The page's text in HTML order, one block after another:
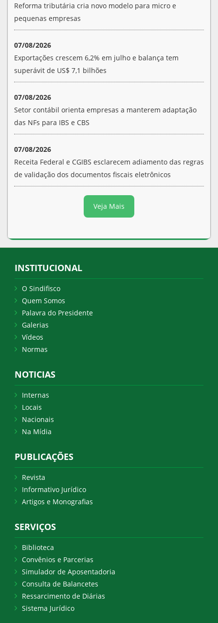
Reforma tributária cria novo modelo para micro e
pequenas empresas
07/08/2026
Exportações crescem 6,2% em julho e balança tem
superávit de US$ 7,1 bilhões
07/08/2026
Setor contábil orienta empresas a manterem adaptação
das NFs para IBS e CBS
07/08/2026
Receita Federal e CGIBS esclarecem adiamento das regras
de validação dos documentos fiscais eletrônicos
Veja Mais
INSTITUCIONAL
O Sindifisco
Quem Somos
Palavra do Presidente
Galerias
Vídeos
Normas
NOTICIAS
Internas
Locais
Nacionais
Na Mídia
PUBLICAÇÕES
Revista
Informativo Jurídico
Artigos e Monografias
SERVIÇOS
Biblioteca
Convênios e Parcerias
Simulador de Aposentadoria
Consulta de Balancetes
Ressarcimento de Diárias
Sistema Jurídico